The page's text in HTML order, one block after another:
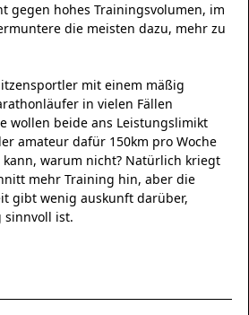
gegen hohes Trainingsvolumen, im
die meisten dazu, mehr zu
mit einem mäßig
in vielen Fällen
wollen beide ans Leistungslimikt
amateur dafür 150km pro Woche
warum nicht? Natürlich kriegt
mehr Training hin, aber die
gibt wenig auskunft darüber,
sinnvoll ist.